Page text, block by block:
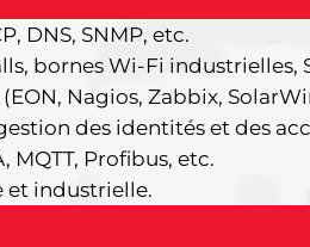
DNS, SNMP, etc.
bornes Wi-Fi
Nagios, Zabbix,
des identités et des
MQTT, Profibus, etc.
et industrielle.